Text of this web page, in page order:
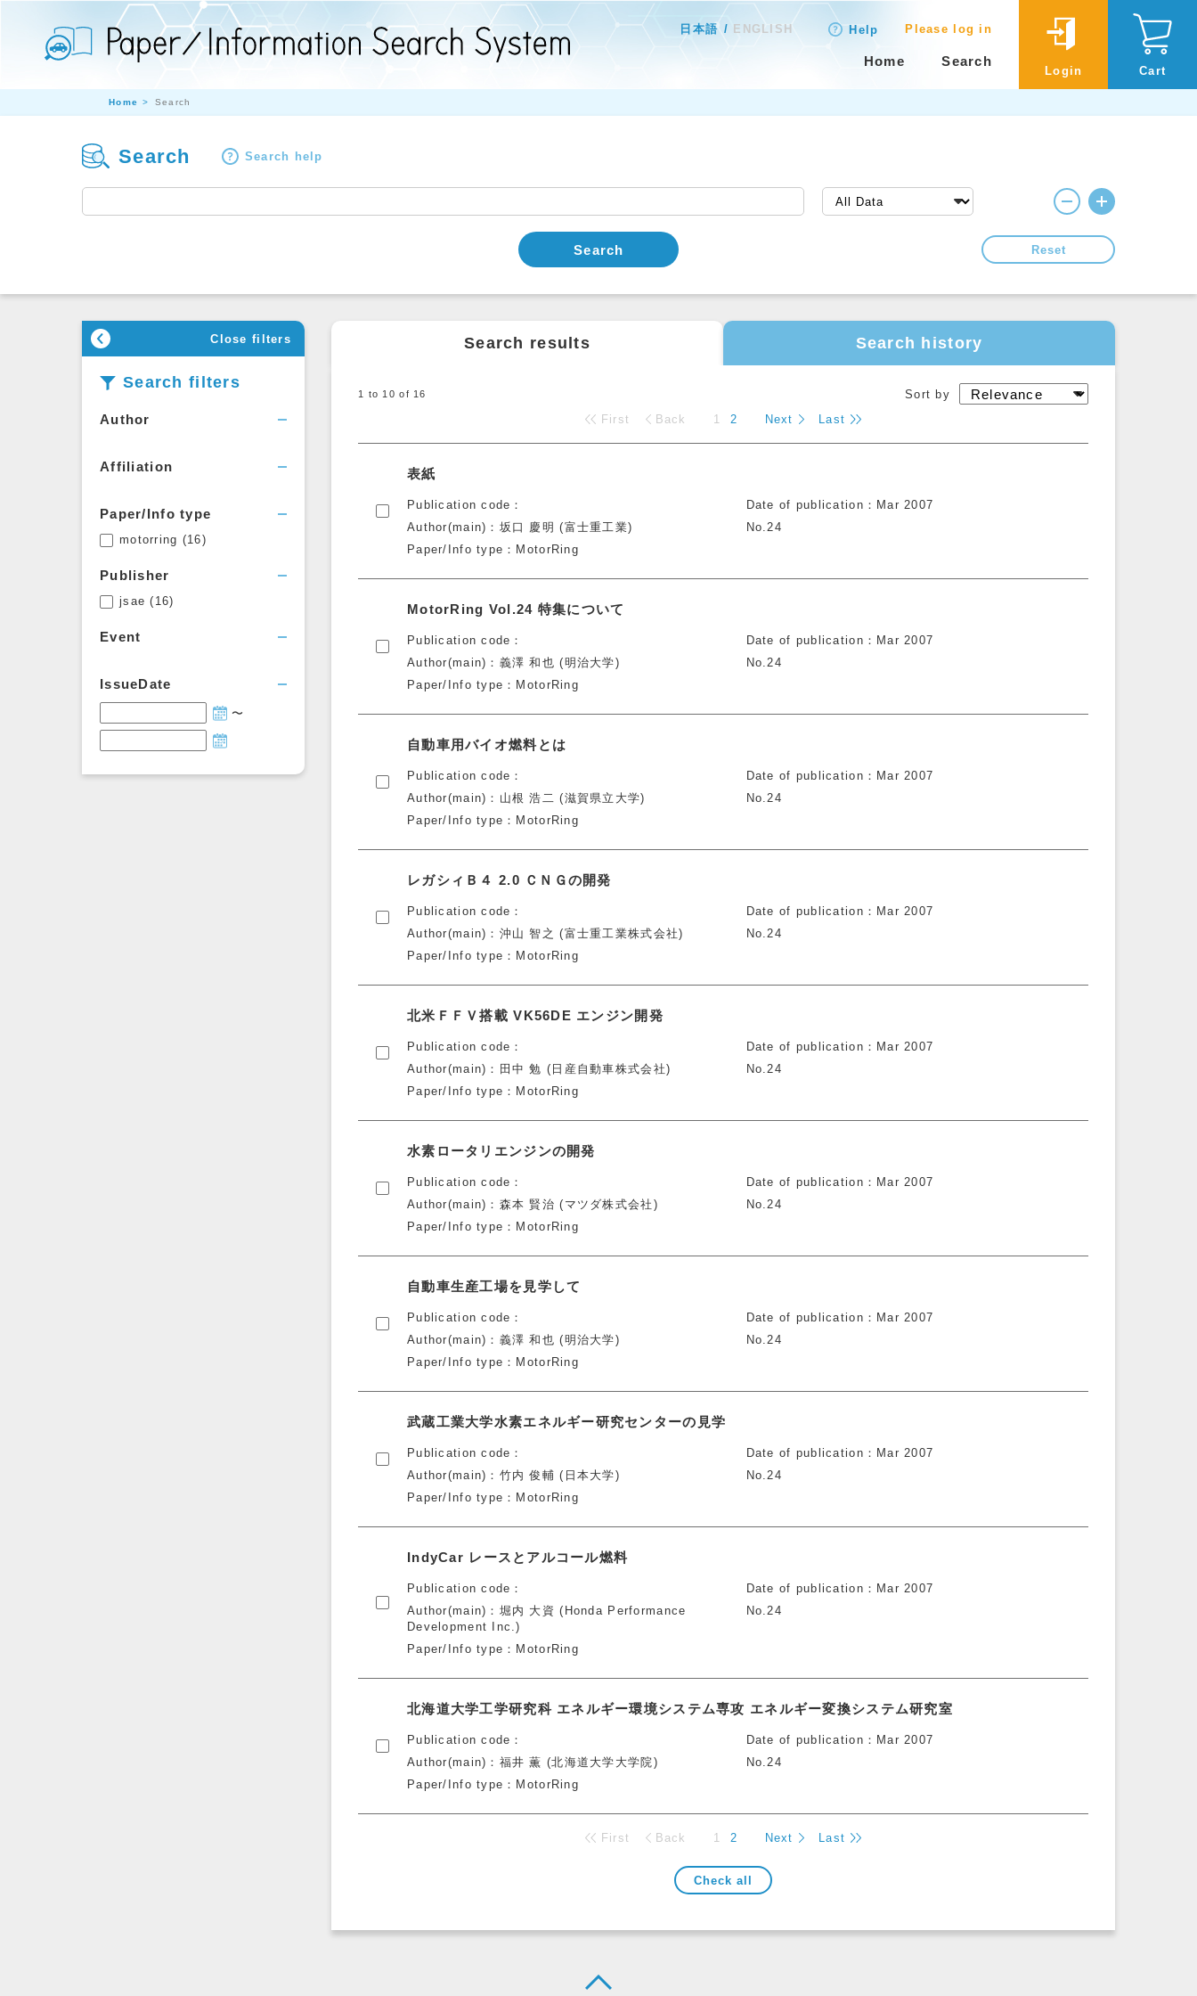
日本語 ENGLISH Help Please log in
Home Search
Login Cart
Home Search
Search Search help
Search Reset
Close filters
Search filters
Author
Affiliation
Paper/Info type
motorring (16)
Publisher
jsae (16)
Event
IssueDate
〜
Open filters
Search results Search history
1 to 10of 16
Sort by
First
Back 1 2 Next Last
表紙
Publication code
Author(main)
坂口 慶明 (富士重工業)
Paper/Info type
MotorRing
Date of publication
Mar 2007
No.24
MotorRing Vol.24 特集について
Publication code
Author(main)
義澤 和也 (明治大学)
Paper/Info type
MotorRing
Date of publication
Mar 2007
No.24
自動車用バイオ燃料とは
Publication code
Author(main)
山根 浩二 (滋賀県立大学)
Paper/Info type
MotorRing
Date of publication
Mar 2007
No.24
レガシィＢ４ 2.0 ＣＮＧの開発
Publication code
Author(main)
沖山 智之 (富士重工業株式会社)
Paper/Info type
MotorRing
Date of publication
Mar 2007
No.24
北米ＦＦＶ搭載 VK56DE エンジン開発
Publication code
Author(main)
田中 勉 (日産自動車株式会社)
Paper/Info type
MotorRing
Date of publication
Mar 2007
No.24
水素ロータリエンジンの開発
Publication code
Author(main)
森本 賢治 (マツダ株式会社)
Paper/Info type
MotorRing
Date of publication
Mar 2007
No.24
自動車生産工場を見学して
Publication code
Author(main)
義澤 和也 (明治大学)
Paper/Info type
MotorRing
Date of publication
Mar 2007
No.24
武蔵工業大学水素エネルギー研究センターの見学
Publication code
Author(main)
竹内 俊輔 (日本大学)
Paper/Info type
MotorRing
Date of publication
Mar 2007
No.24
IndyCar レースとアルコール燃料
Publication code
Author(main)
堀内 大資 (Honda Performance
Development Inc.)
Paper/Info type
MotorRing
Date of publication
Mar 2007
No.24
北海道大学工学研究科 エネルギー環境システム専攻 エネルギー変換システム研究室
Publication code
Author(main)
福井 薫 (北海道大学大学院)
Paper/Info type
MotorRing
Date of publication
Mar 2007
No.24
First Back 1 2 Next Last